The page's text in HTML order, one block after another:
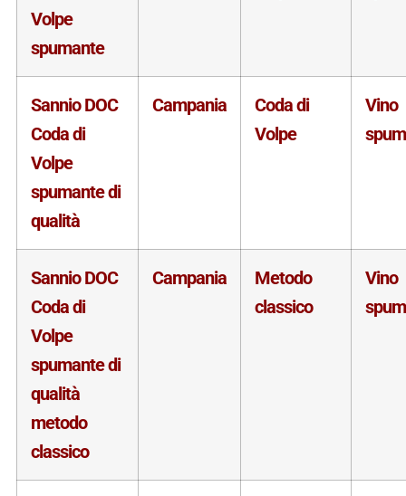
Volpe
spumante
Sannio DOC
Coda di
Volpe
spumante di
qualità
Campania
Coda di
Volpe
Vino
Sannio DOC
Coda di
Volpe
spumante di
qualità
metodo
classico
Campania
Metodo
classico
Vino